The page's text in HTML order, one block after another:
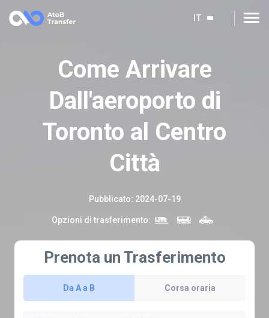
IT
Come Arrivare
Dall'aeroporto di
Toronto al Centro
Città
Pubblicato: 2024-07-19
Opzioni di trasferimento:
Prenota un Trasferimento
Da A a B Corsa oraria